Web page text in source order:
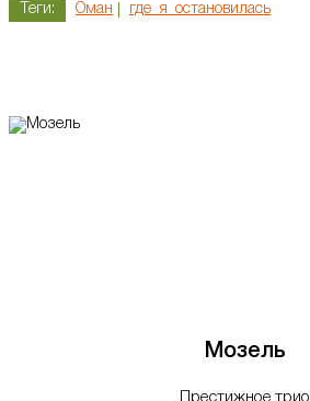
Теги: Оман где_я_остановилась
Мозель
Престижное трио